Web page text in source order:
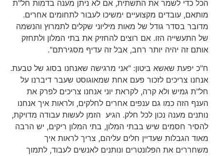
הכל כדי לשמר את התשתית, אם לא ניתן מענה בדמות חל"ת
מותאם, עובדים מקצועיים ימשיכו לעבור לתחומים אחרים.
מדובר בסדר גודל של מאות מיליוני שקלים לתמרוץ והנשמה
של התעשייה הזו. אם רוצים להחזיק את בתי המלון ולתחזק
אותם זה יהיה יותר רחב, אבל זה עדיף מסגירתם".
ח"כ יפעת שאשא ביטון: "אני מרגישה שאנחנו בסוג של טבעת.
אנחנו צריכים לזכור פעם אחת שמאוגוסט שעבר דיברנו על
חל"ת גמיש ולא קרה, לקראת יוני אנחנו צריכים לפרק את
הענף הזה כמו גם ענפים אחרים לחלקים, ולראות איך אנחנו
נותנים מענה נכון לכל חלק. הגיע הזמן לעשות עבודה מדויקת,
להסיר חסמים שיש בבתי המלון, בתי המלון ריקים, יש הרבה
מאוד הגבלות שעדיין חלים עליהם, צריך לראות איך
משחררים את הפלונטרים ונותנים לאנשים לעבוד, לתמוך